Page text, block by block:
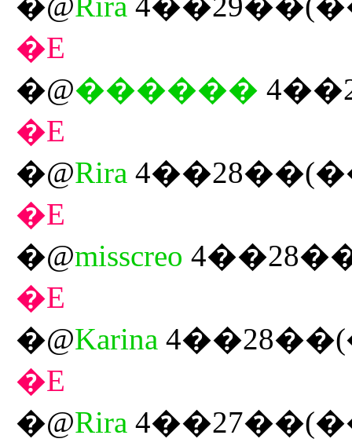
�E
�@������
�E
�@Rira
�E
�@misscreo
�E
�@Karina
�E
�@Rira